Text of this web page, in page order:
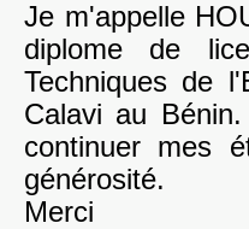
Je m'appelle
diplome de
Techniques de
Calavi au
continuer mes
générosité.
Merci